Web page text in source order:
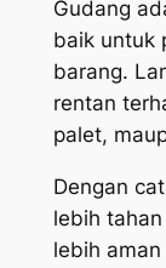
Gudang
baik untuk
barang.
rentan
palet,
Dengan
lebih
lebih